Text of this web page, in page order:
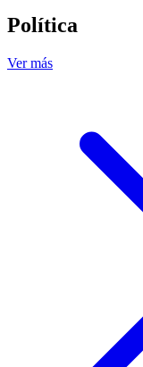
Política
Ver más